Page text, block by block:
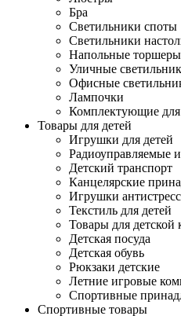
Бра
Светильники споты
Светильники
Напольные торшеры
Уличные
Офисные
Лампочки
Комплектующие для
Товары для детей
Игрушки для детей
Радиоуправляемые
Детский транспорт
Канцелярские
Игрушки антистресс
Текстиль для детей
Товары для детской
Детская посуда
Детская обувь
Рюкзаки детские
Летние игровые
Спортивные
Спортивные товары